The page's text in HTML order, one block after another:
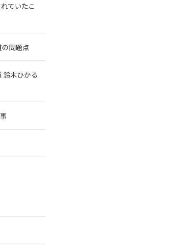
ていたこ
問題点
鈴木ひかる